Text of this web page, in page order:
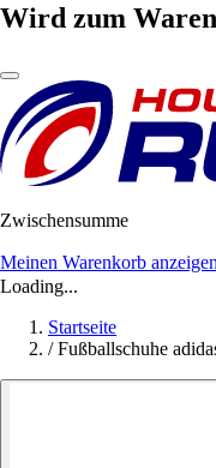
Wird zum
Zwischensumme
Meinen Warenkorb anzeigen
Loading...
Startseite
/ Fußballschuhe